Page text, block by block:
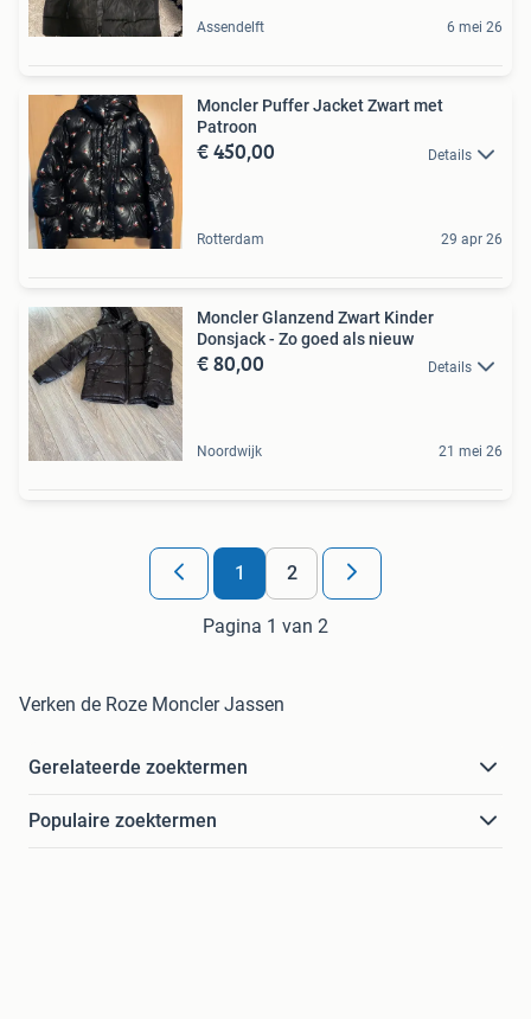
Assendelft 6 mei 26
Moncler Puffer Jacket Zwart met
Patroon
€ 450,00 Details
Rotterdam 29 apr 26
Moncler Glanzend Zwart Kinder
Donsjack - Zo goed als nieuw
€ 80,00 Details
Noordwijk 21 mei 26
1 2
Pagina 1 van 2
Verken de Roze Moncler Jassen
Gerelateerde zoektermen
Populaire zoektermen